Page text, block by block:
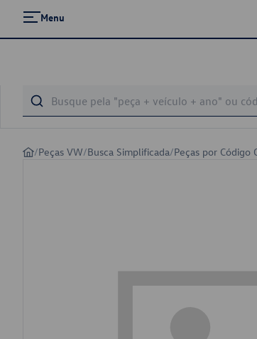
Menu
/Peças VW/Busca Simplificada/Peças por Código